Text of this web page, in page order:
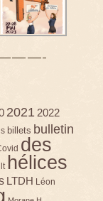
2021 2022
billets bulletin
des
hélices
LTDH Léon